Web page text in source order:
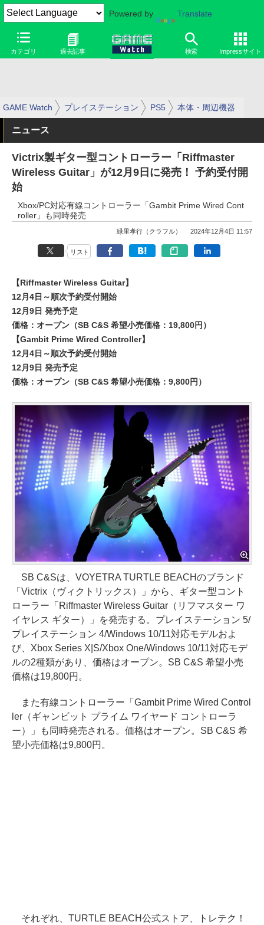
Powered by Translate
カテゴリ 過去記事 検索 Impressサイト
GAME Watch プレイステーション PS5 本体・周辺機器
ニュース
Victrix製ギター型コントローラー「Riffmaster
Wireless Guitar」が12月9日に発売！ 予約受付開
始
Xbox/PC対応有線コントローラー「Gambit Prime Wired Cont
roller」も同時発売
緑里孝行（クラフル） 2024年12月4日 11:57
リスト
【Riffmaster Wireless Guitar】
12月4日～順次予約受付開始
12月9日 発売予定
価格：オープン（SB C&S 希望小売価格：19,800円）
【Gambit Prime Wired Controller】
12月4日～順次予約受付開始
12月9日 発売予定
価格：オープン（SB C&S 希望小売価格：9,800円）
SB C&Sは、VOYETRA TURTLE BEACHのブランド
「Victrix（ヴィクトリックス）」から、ギター型コント
ローラー「Riffmaster Wireless Guitar（リフマスター ワ
イヤレス ギター）」を発売する。プレイステーション 5/
プレイステーション 4/Windows 10/11対応モデルおよ
び、Xbox Series X|S/Xbox One/Windows 10/11対応モデ
ルの2種類があり、価格はオープン。SB C&S 希望小売
価格は19,800円。
また有線コントローラー「Gambit Prime Wired Control
ler（ギャンビット プライム ワイヤード コントローラ
ー）」も同時発売される。価格はオープン。SB C&S 希
望小売価格は9,800円。
それぞれ、TURTLE BEACH公式ストア、トレテク！